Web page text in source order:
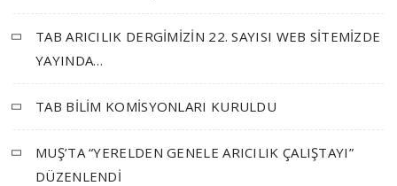
TAB ARICILIK DERGİMİZİN 22. SAYISI WEB SİTEMİZDE
YAYINDA…
TAB BİLİM KOMİSYONLARI KURULDU
MUŞ’TA “YERELDEN GENELE ARICILIK ÇALIŞTAYI”
DÜZENLENDİ